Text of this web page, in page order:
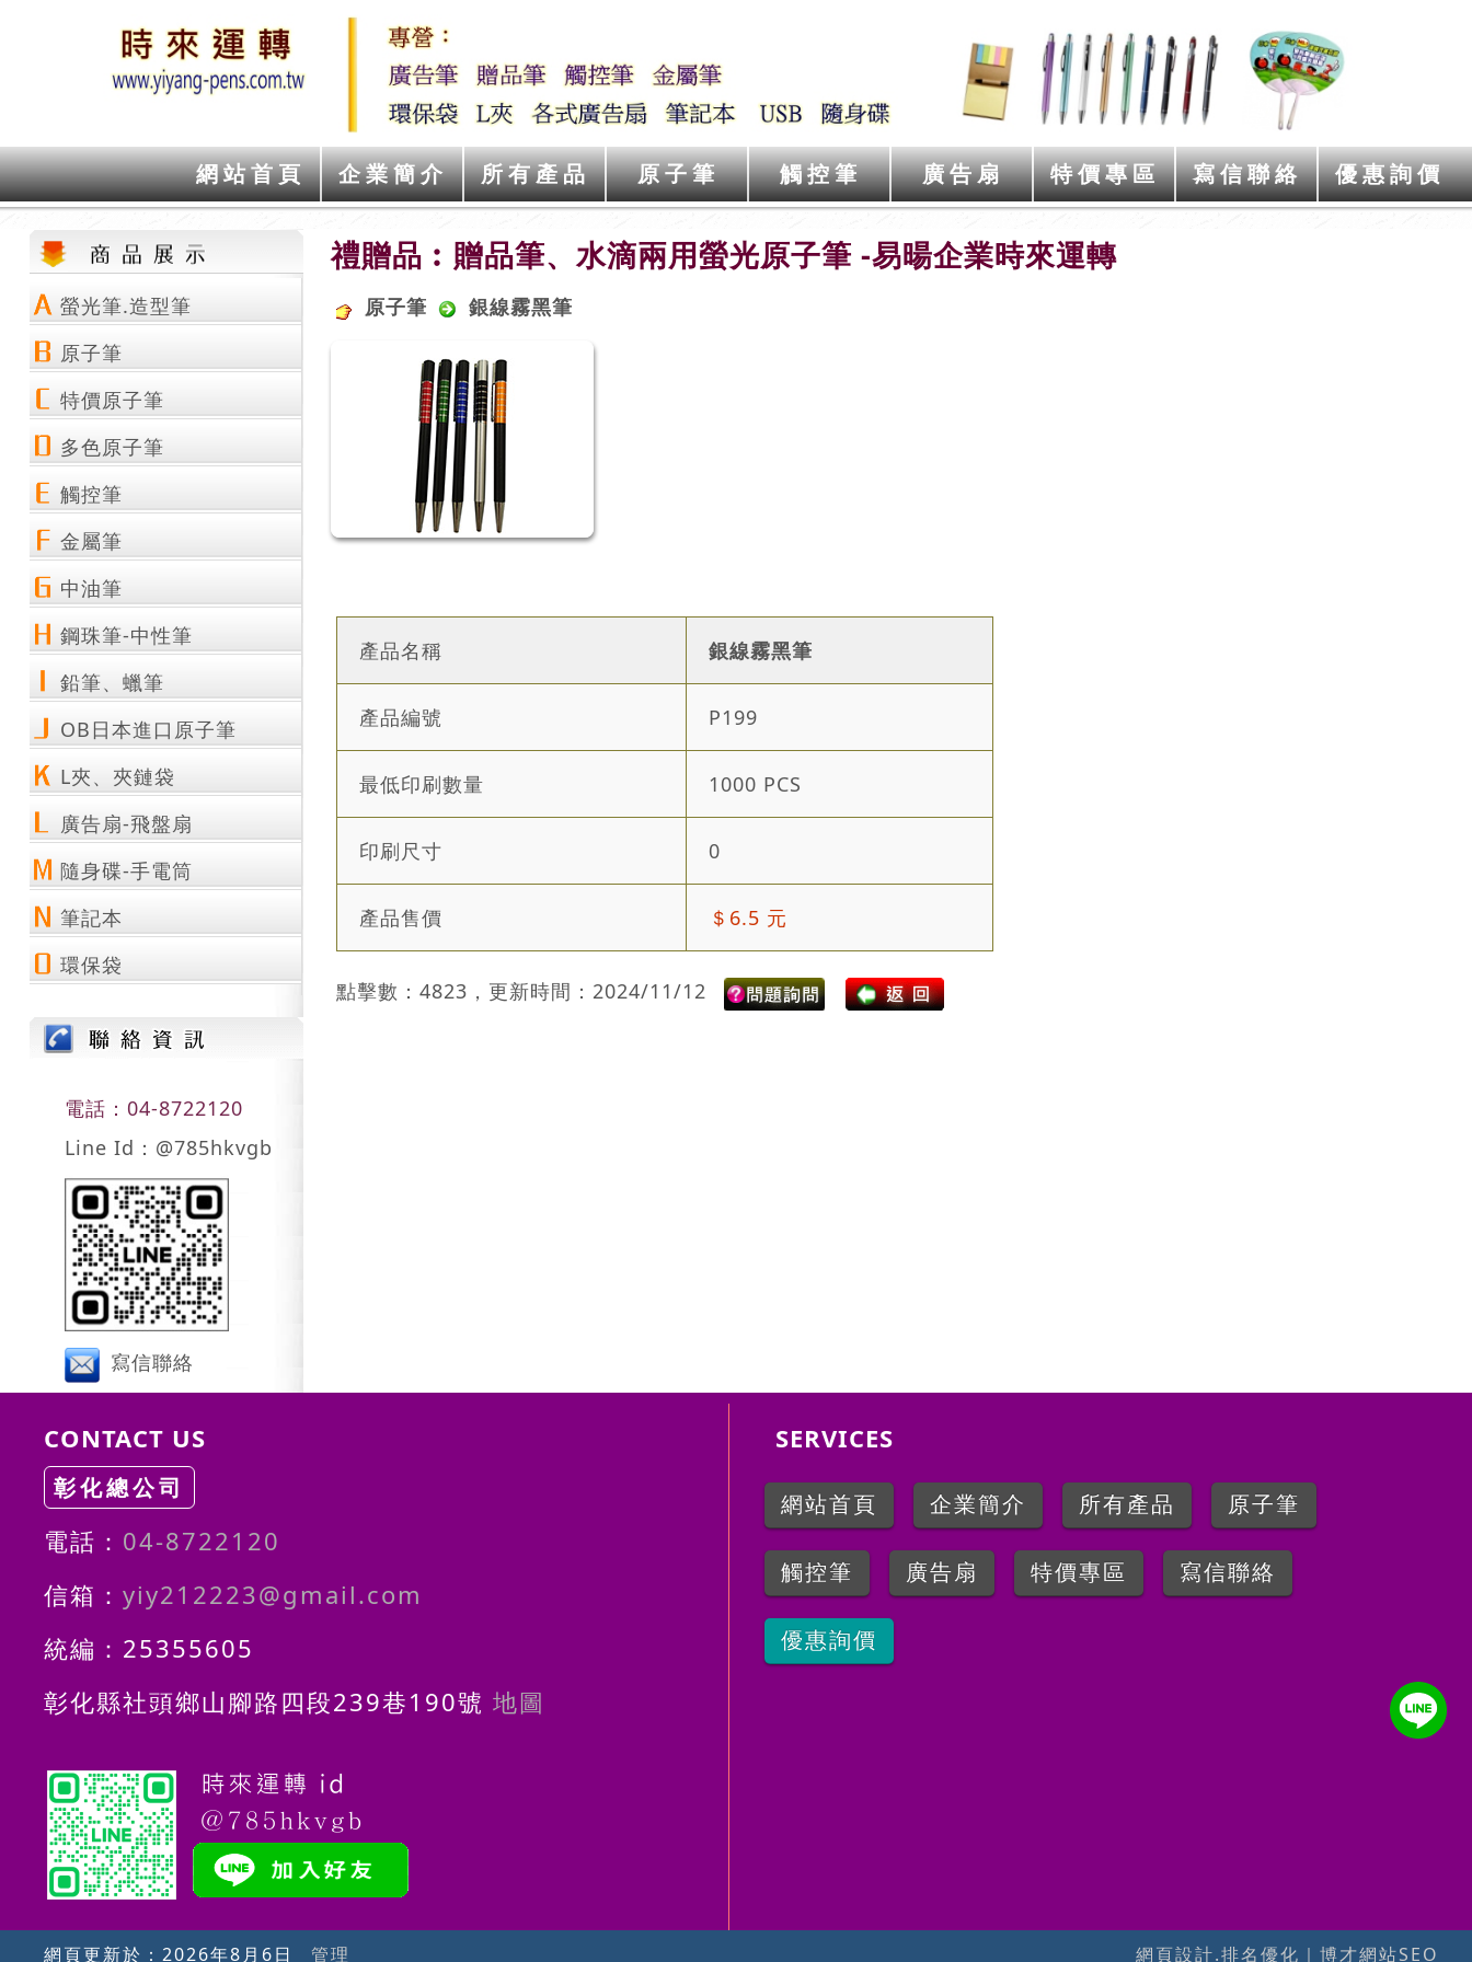
網站首頁 企業簡介 所有產品 原子筆 觸控筆 廣告扇 特價專區 寫信聯絡 優惠詢價
螢光筆.造型筆
原子筆
特價原子筆
多色原子筆
觸控筆
金屬筆
中油筆
鋼珠筆-中性筆
鉛筆、蠟筆
OB日本進口原子筆
L夾、夾鏈袋
廣告扇-飛盤扇
隨身碟-手電筒
筆記本
環保袋
電話：04-8722120
Line Id：@785hkvgb
寫信聯絡
禮贈品︰贈品筆、水滴兩用螢光原子筆 -易暘企業時來運轉
原子筆 銀線霧黑筆
產品名稱 銀線霧黑筆
產品編號 P199
最低印刷數量 1000 PCS
印刷尺寸 0
產品售價 ＄6.5 元
點擊數：4823，更新時間：2024/11/12
CONTACT US
彰化總公司
電話： 04-8722120
信箱： yiy212223@gmail.com
統編：25355605
彰化縣社頭鄉山腳路四段239巷190號 地圖
SERVICES
網站首頁 企業簡介 所有產品 原子筆
觸控筆 廣告扇 特價專區 寫信聯絡
優惠詢價
網頁更新於： 2026年8月6日 管理 網頁設計.排名優化 ｜ 博才網站SEO